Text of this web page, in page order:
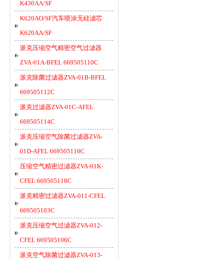
K430AA/SF
K620AO/SF汽车喷涂无硅滤芯
K620AA/SF
派克压缩空气精密空气过滤器
ZVA-01A-BFEL 669505110C
派克除菌过滤器ZVA-01B-BFEL
669505112C
派克过滤器ZVA-01C-AFEL
669505114C
派克压缩空气除菌过滤器ZVA-
01D-AFEL 669505116C
压缩空气精密过滤器ZVA-01K-
CFEL 669505118C
派克精密过滤器ZVA-011-CFEL
669505103C
派克压缩空气过滤器ZVA-012-
CFEL 669505106C
派克空气除菌过滤器ZVA-013-